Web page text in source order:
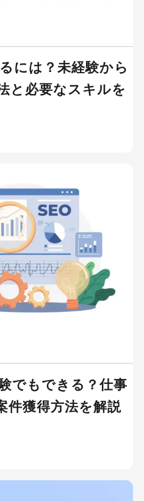
には？未経験から
と必要なスキルを
でもできる？仕事
件獲得方法を解説